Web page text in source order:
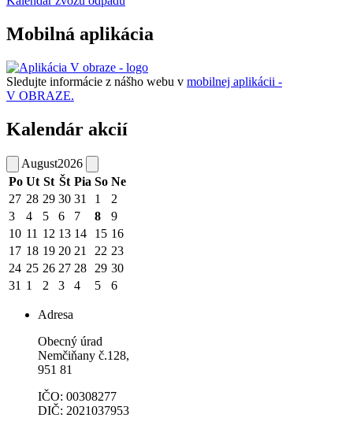
Mobilná aplikácia
Sledujte informácie z nášho webu v mobilnej aplikácii -
V OBRAZE.
Kalendár akcií
August2026
Po Ut St Št Pia So Ne
27 28 29 30 31 1
2
3
4 5 6 7 8
9
10 11 12 13 14 15 16
17 18 19 20 21 22 23
24 25 26 27 28 29 30
31 1 2 3 4 5 6
Adresa
Obecný úrad
Nemčiňany č.128,
951 81
IČO: 00308277
DIČ: 2021037953